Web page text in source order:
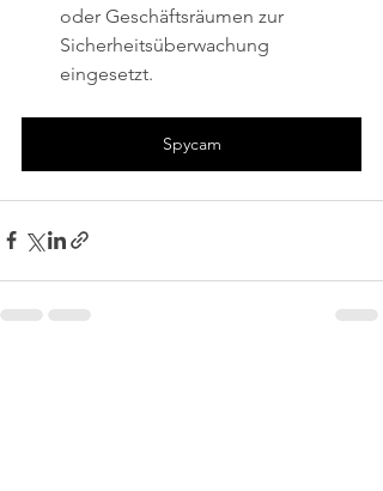
oder Geschäftsräumen zur
Sicherheitsüberwachung
eingesetzt.
Spycam